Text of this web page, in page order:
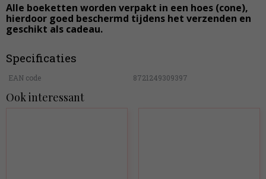
Alle boeketten worden verpakt in een hoes (cone),
hierdoor goed beschermd tijdens het verzenden en
geschikt als cadeau.
Specificaties
EAN code 8721249309397
Ook interessant